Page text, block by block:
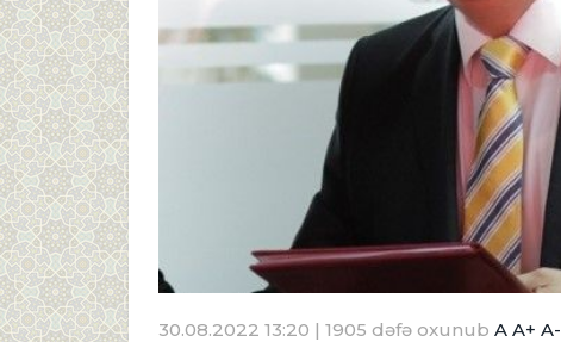
30.08.2022 13:20 | 1905 dəfə oxunub A A+ A-